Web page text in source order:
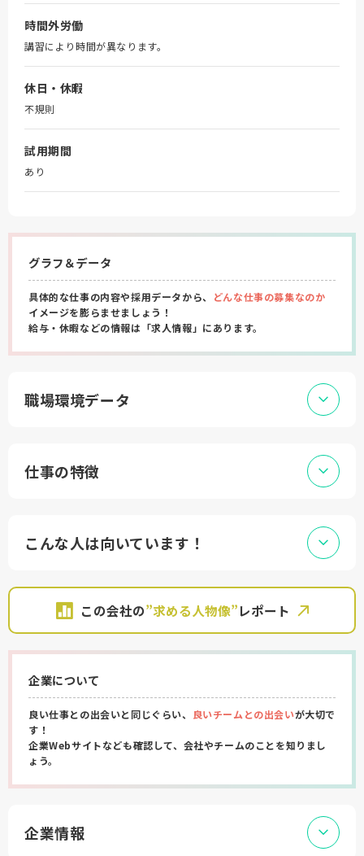
時間外労働
講習により時間が異なります。
休日・休暇
不規則
試用期間
あり
グラフ＆データ
具体的な仕事の内容や採用データから、
どんな仕事の募集なのか
イメージを膨らませましょう！
給与・休暇などの情報は「求人情報」にあります。
職場環境データ
仕事の特徴
こんな人は向いています！
この会社の”求める人物像”レポート
企業について
良い仕事との出会いと同じぐらい、 良いチームとの出会いが大切で
す！
企業Webサイトなども確認して、会社やチームのことを知りまし
ょう。
企業情報